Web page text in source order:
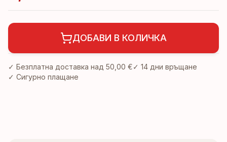
ДОБАВИ В КОЛИЧКА
✓ Безплатна доставка над 50,00 €✓ 14 дни връщане
✓ Сигурно плащане